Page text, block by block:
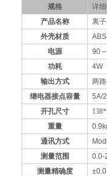
规格
详
产品名称
离
外壳材质
ABS
电源
90
功耗
4W
输出方式
两路
继电器接点容量
5A/
开孔尺寸
重量
通讯方式
测量范围
0.0-
测量精确度